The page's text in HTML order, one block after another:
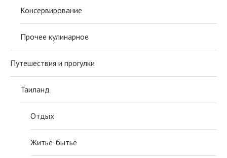
Консервирование
Прочее кулинарное
Путешествия и прогулки
Таиланд
Отдых
Житьё-бытьё